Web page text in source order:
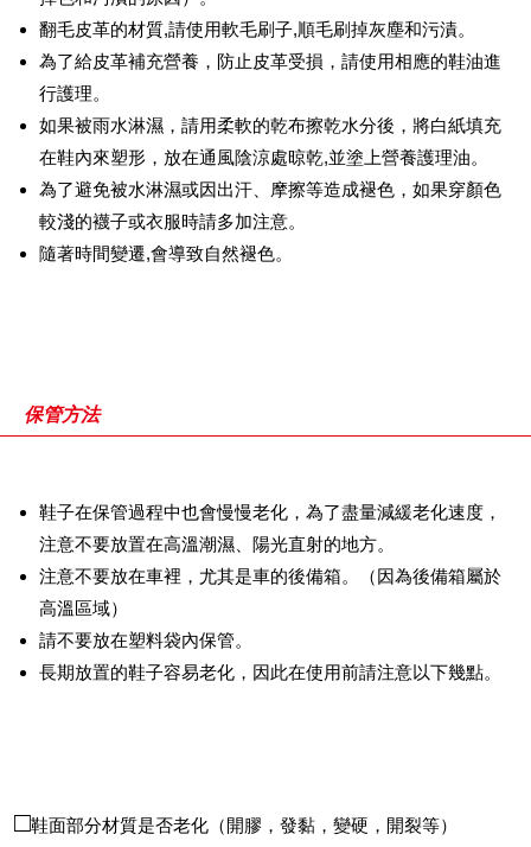
翻毛皮革的材質,請使用軟毛刷子,順毛刷掉灰塵和污漬。
為了給皮革補充營養，防止皮革受損，請使用相應的鞋油進
行護理。
如果被雨水淋濕，請用柔軟的乾布擦乾水分後，將白紙填充
在鞋內來塑形，放在通風陰涼處晾乾,並塗上營養護理油。
為了避免被水淋濕或因出汗、摩擦等造成褪色，如果穿顏色
較淺的襪子或衣服時請多加注意。
隨著時間變遷,會導致自然褪色。
保管方法
鞋子在保管過程中也會慢慢老化，為了盡量減緩老化速度，
注意不要放置在高溫潮濕、陽光直射的地方。
注意不要放在車裡，尤其是車的後備箱。（因為後備箱屬於
高溫區域）
請不要放在塑料袋內保管。
長期放置的鞋子容易老化，因此在使用前請注意以下幾點。
鞋面部分材質是否老化（開膠，發黏，變硬，開裂等）